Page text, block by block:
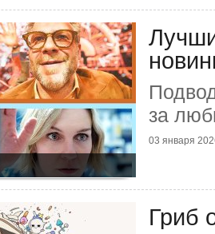
за
03 января
Гриб